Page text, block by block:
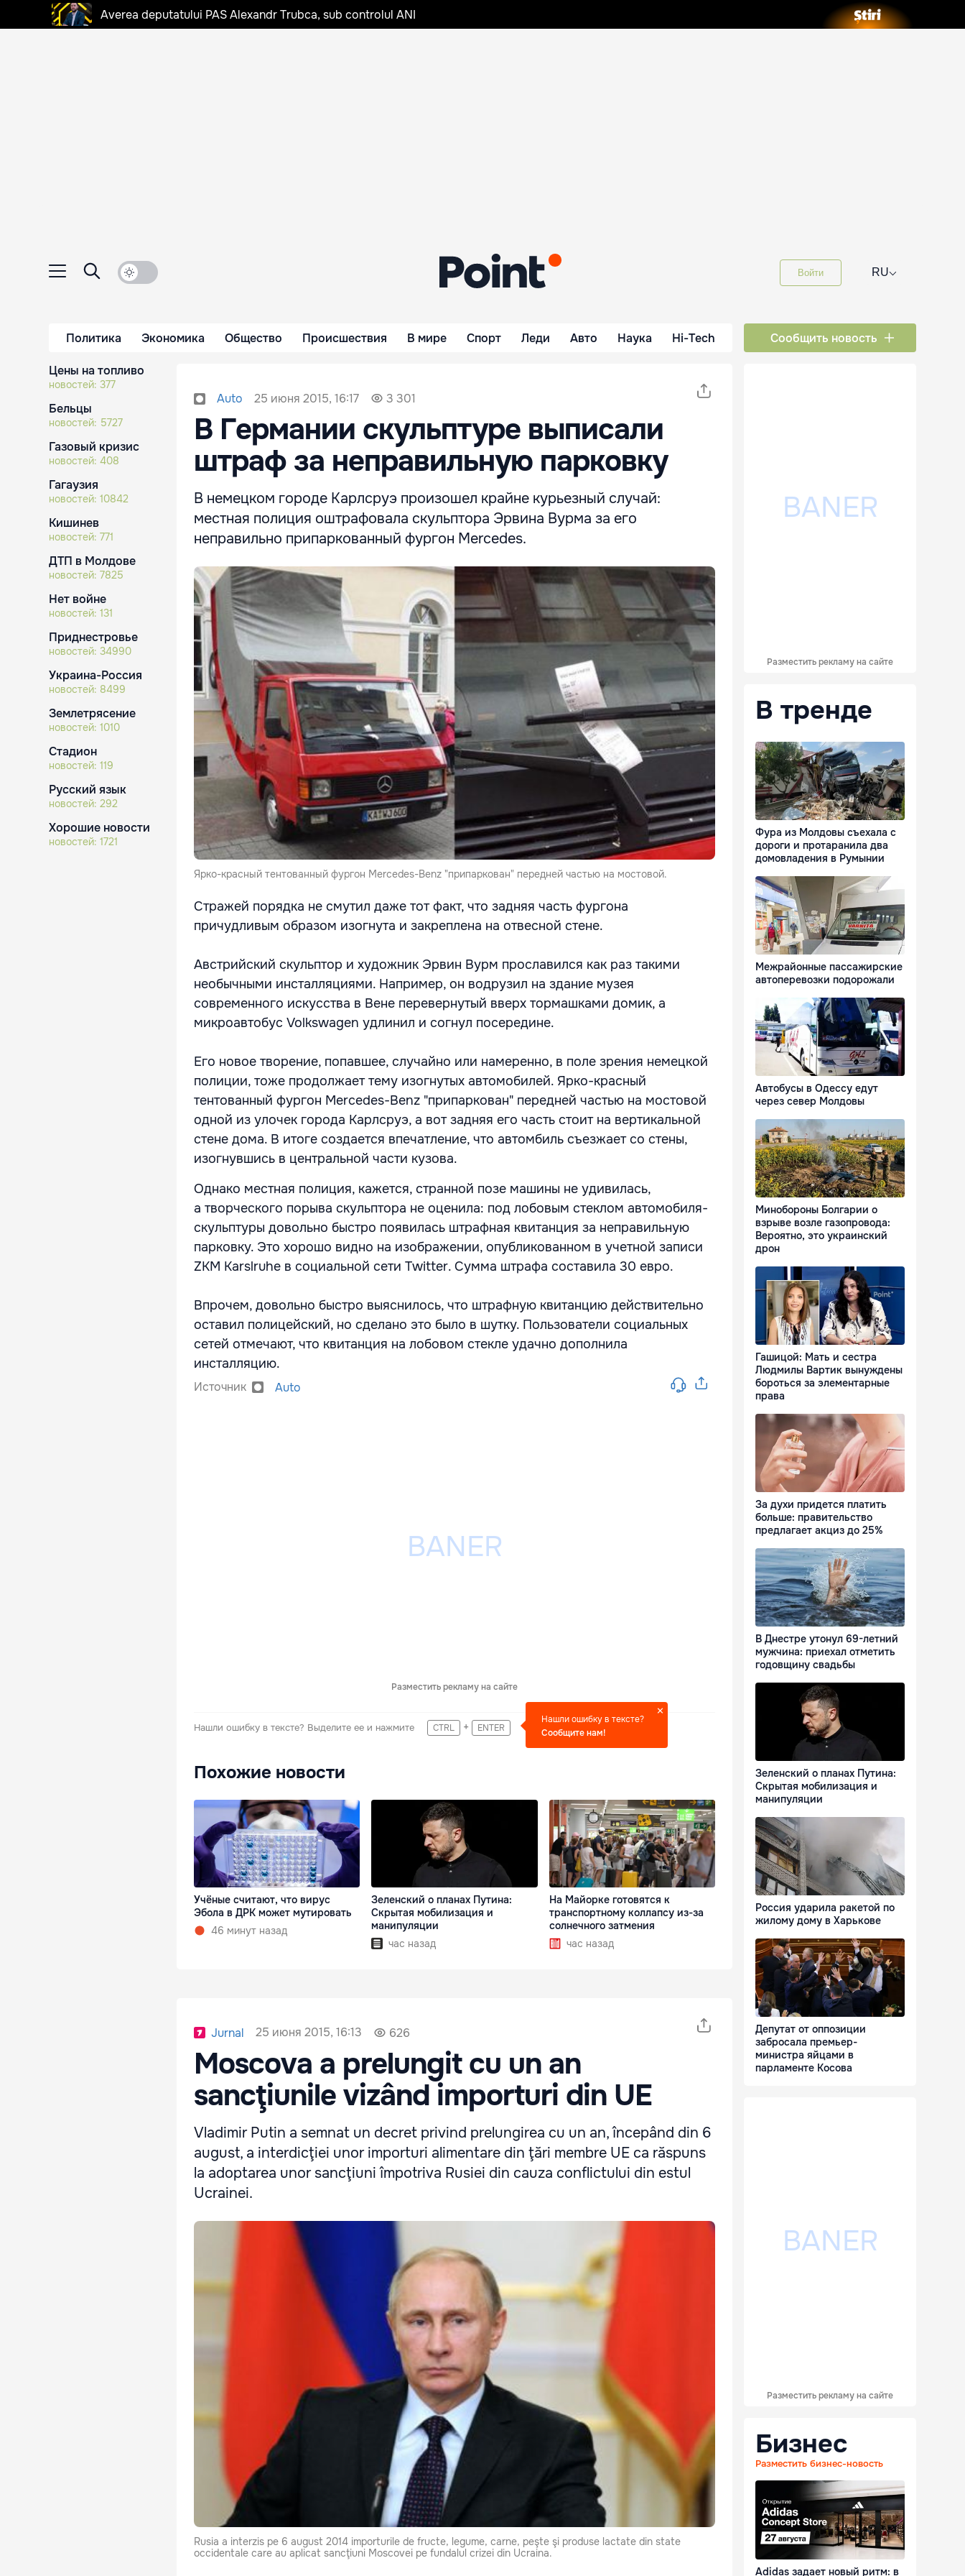
Averea deputatului PAS Alexandr Trubca, sub controlul ANI
Войти RU⌵
Политика Экономика Общество Происшествия В мире Спорт Леди Авто Наука Hi-Tech Сообщить новость
Цены на топливо
новостей: 377
Бельцы
новостей: 5727
Газовый кризис
новостей: 408
Гагаузия
новостей: 10842
Кишинев
новостей: 771
ДТП в Молдове
новостей: 7825
Нет войне
новостей: 131
Приднестровье
новостей: 34990
Украина-Россия
новостей: 8499
Землетрясение
новостей: 1010
Стадион
новостей: 119
Русский язык
новостей: 292
Хорошие новости
новостей: 1721
Auto 25 июня 2015, 16:17 3 301
В Германии скульптуре выписали
штраф за неправильную парковку
В немецком городе Карлсруэ произошел крайне курьезный случай:
местная полиция оштрафовала скульптора Эрвина Вурма за его
неправильно припаркованный фургон Mercedes.
Ярко-красный тентованный фургон Mercedes-Benz "припаркован" передней частью на мостовой.
Стражей порядка не смутил даже тот факт, что задняя часть фургона
причудливым образом изогнута и закреплена на отвесной стене.
Австрийский скульптор и художник Эрвин Вурм прославился как раз такими
необычными инсталляциями. Например, он водрузил на здание музея
современного искусства в Вене перевернутый вверх тормашками домик, а
микроавтобус Volkswagen удлинил и согнул посередине.
Его новое творение, попавшее, случайно или намеренно, в поле зрения немецкой
полиции, тоже продолжает тему изогнутых автомобилей. Ярко-красный
тентованный фургон Mercedes-Benz "припаркован" передней частью на мостовой
одной из улочек города Карлсруэ, а вот задняя его часть стоит на вертикальной
стене дома. В итоге создается впечатление, что автомбиль съезжает со стены,
изогнувшись в центральной части кузова.
Однако местная полиция, кажется, странной позе машины не удивилась,
а творческого порыва скульптора не оценила: под лобовым стеклом автомобиля-
скульптуры довольно быстро появилась штрафная квитанция за неправильную
парковку. Это хорошо видно на изображении, опубликованном в учетной записи
ZKM Karslruhe в социальной сети Twitter. Сумма штрафа составила 30 евро.
Впрочем, довольно быстро выяснилось, что штрафную квитанцию действительно
оставил полицейский, но сделано это было в шутку. Пользователи социальных
сетей отмечают, что квитанция на лобовом стекле удачно дополнила
инсталляцию.
Источник Auto
Разместить рекламу на сайте
Нашли ошибку в тексте? Выделите ее и нажмите CTRL + ENTER
Нашли ошибку в тексте?
Сообщите нам!
Похожие новости
Учёные считают, что вирус
Эбола в ДРК может мутировать
46 минут назад
Зеленский о планах Путина:
Скрытая мобилизация и
манипуляции
час назад
На Майорке готовятся к
транспортному коллапсу из-за
солнечного затмения
час назад
Jurnal 25 июня 2015, 16:13 626
Moscova a prelungit cu un an
sancţiunile vizând importuri din UE
Vladimir Putin a semnat un decret privind prelungirea cu un an, începând din 6
august, a interdicţiei unor importuri alimentare din ţări membre UE ca răspuns
la adoptarea unor sancţiuni împotriva Rusiei din cauza conflictului din estul
Ucrainei.
Rusia a interzis pe 6 august 2014 importurile de fructe, legume, carne, peşte şi produse lactate din state
occidentale care au aplicat sancţiuni Moscovei pe fundalul crizei din Ucraina.
Разместить рекламу на сайте
В тренде
Фура из Молдовы съехала с
дороги и протаранила два
домовладения в Румынии
Межрайонные пассажирские
автоперевозки подорожали
Автобусы в Одессу едут
через север Молдовы
Минобороны Болгарии о
взрыве возле газопровода:
Вероятно, это украинский
дрон
Гашицой: Мать и сестра
Людмилы Вартик вынуждены
бороться за элементарные
права
За духи придется платить
больше: правительство
предлагает акциз до 25%
В Днестре утонул 69-летний
мужчина: приехал отметить
годовщину свадьбы
Зеленский о планах Путина:
Скрытая мобилизация и
манипуляции
Россия ударила ракетой по
жилому дому в Харькове
Депутат от оппозиции
забросала премьер-
министра яйцами в
парламенте Косова
Разместить рекламу на сайте
Бизнес
Разместить бизнес-новость
Adidas задает новый ритм: в